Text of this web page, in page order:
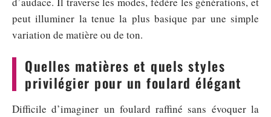
peut illuminer la tenue la plus basique par une simple
variation de matière ou de ton.
Quelles matières et quels styles
privilégier pour un foulard élégant
Difficile d’imaginer un foulard raffiné sans évoquer la